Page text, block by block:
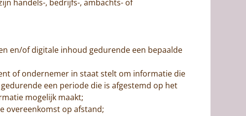
handels-, bedrijfs-, ambachts- of
en/of digitale inhoud gedurende een bepaalde
of ondernemer in staat stelt om informatie die
een periode die is afgestemd op het
mogelijk maakt;
overeenkomst op afstand;